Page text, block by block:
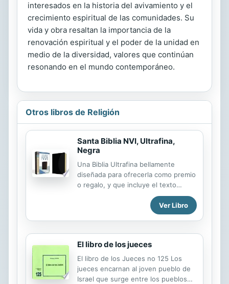
interesados en la historia del avivamiento y el
crecimiento espiritual de las comunidades. Su
vida y obra resaltan la importancia de la
renovación espiritual y el poder de la unidad en
medio de la diversidad, valores que continúan
resonando en el mundo contemporáneo.
Otros libros de Religión
Santa Biblia NVI, Ultrafina,
Negra
Una Biblia Ultrafina bellamente
diseñada para ofrecerla como premio
o regalo, y que incluye el texto
íntegro de la NVI, la traducción
moderna de la Biblia más leída en
español. Es un regalo ideal de
del Señor Jesús en rojo La novedosa
tipografía Comfort Print® 7.5 Impresa
en papel de alta calidad Canto
dorado Un listón separador de
páginas
Ver Libro
El libro de los jueces
El libro de los Jueces no 125 Los
jueces encarnan al joven pueblo de
Israel que surge entre los pueblos